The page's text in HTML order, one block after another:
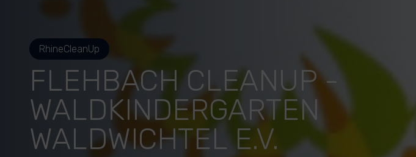
RhineCleanUp
FLEHBACH CLEANUP -
WALDKINDERGARTEN
WALDWICHTEL E.V.